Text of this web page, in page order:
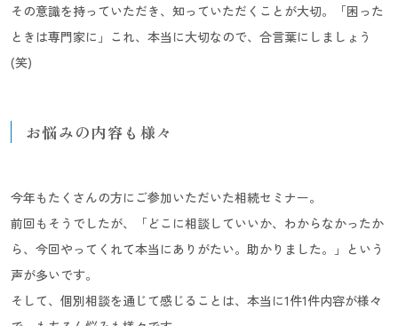
その意識を持っていただき、知っていただくことが大切。「困った
ときは専門家に」これ、本当に大切なので、合言葉にしましょう
(笑)
お悩みの内容も様々
今年もたくさんの方にご参加いただいた相続セミナー。
前回もそうでしたが、「どこに相談していいか、わからなかったか
ら、今回やってくれて本当にありがたい。助かりました。」という
声が多いです。
そして、個別相談を通じて感じることは、本当に1件1件内容が様々